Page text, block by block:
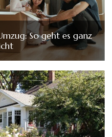
So geht es ganz